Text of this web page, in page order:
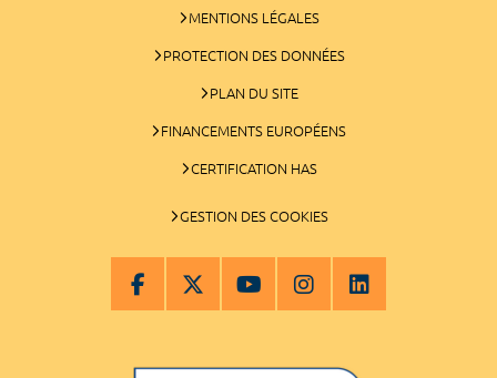
MENTIONS LÉGALES
PROTECTION DES DONNÉES
PLAN DU SITE
FINANCEMENTS EUROPÉENS
CERTIFICATION HAS
GESTION DES COOKIES